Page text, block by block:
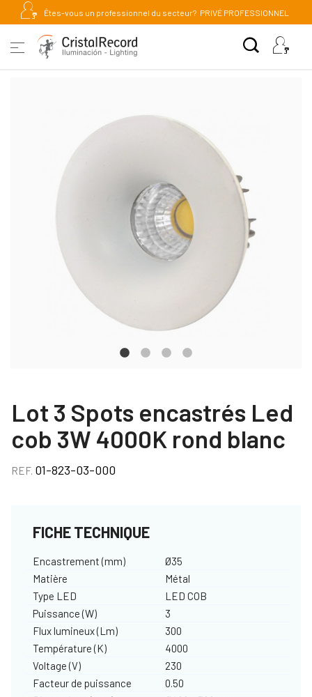
Êtes-vous un professionnel du secteur? PRIVÉ PROFESSIONNEL
Lot 3 Spots encastrés Led
cob 3W 4000K rond blanc
REF. 01-823-03-000
FICHE TECHNIQUE
Encastrement (mm)
Ø35
Matière
Métal
Type LED
LED COB
Puissance (W)
3
Flux lumineux (Lm)
300
Température (K)
4000
Voltage (V)
230
Facteur de puissance
0.50